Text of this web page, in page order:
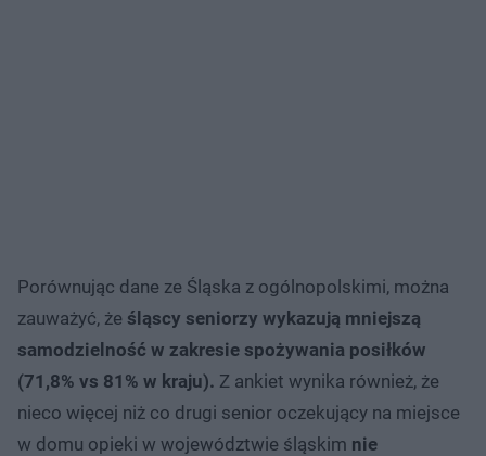
Porównując dane ze Śląska z ogólnopolskimi, można
zauważyć, że śląscy seniorzy wykazują mniejszą
samodzielność w zakresie spożywania posiłków
(71,8% vs 81% w kraju). Z ankiet wynika również, że
nieco więcej niż co drugi senior oczekujący na miejsce
w domu opieki w województwie śląskim nie